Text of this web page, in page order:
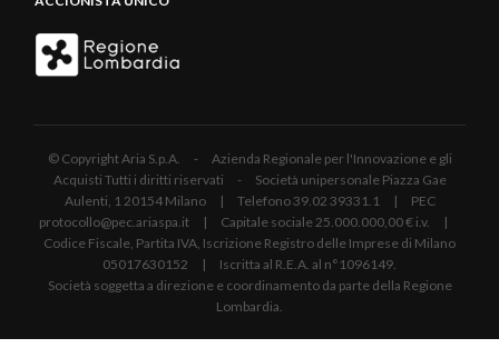
© Copyright Aria S.p.A. - Azienda Regionale per l'Innovazione e gli
Acquisti Tutti i diritti riservati - Società unipersonale Piazza Gae
Aulenti, 1 20154 Milano | Telefono 39.02 39331.1 | PEC
protocollo@pec.ariaspa.it | Capitale sociale 25.000.000,00 € i.v. |
Codice Fiscale, Partita IVA, Iscrizione Registro delle Imprese di Milano
05017630152 | Iscritta al R.E.A. al n°1096149.
Società soggetta a direzione e coordinamento da parte della Regione
Lombardia.